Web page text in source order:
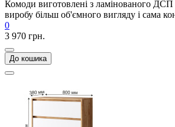
Комоди виготовлені з ламінованого
виробу більш об'ємного вигляду і сама
0
3 970 грн.
До кошика